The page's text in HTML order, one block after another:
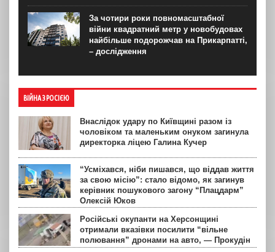
За чотири роки повномасштабної
війни квадратний метр у новобудовах
найбільше подорожчав на Прикарпатті,
– дослідження
ВІЙНА З РОСІЄЮ
Внаслідок удару по Київщині разом із
чоловіком та маленьким онуком загинула
директорка ліцею Галина Кучер
“Усміхався, ніби пишався, що віддав життя
за свою місію”: стало відомо, як загинув
керівник пошукового загону “Плацдарм”
Олексій Юков
Російські окупанти на Херсонщині
отримали вказівки посилити “вільне
полювання” дронами на авто, — Прокудін